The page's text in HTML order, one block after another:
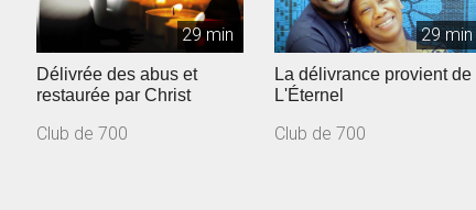
29 min
Délivrée des abus et
restaurée par Christ
Club de 700
29 min
La délivrance provient de
L'Éternel
Club de 700